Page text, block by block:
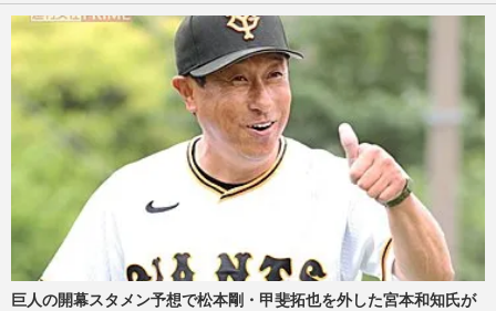
巨人の開幕スタメン予想で松本剛・甲斐拓也を外した宮本和知氏が